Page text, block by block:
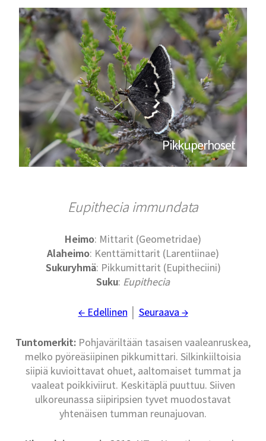
Pikkuperhoset
Eupithecia immundata
Heimo: Mittarit (Geometridae)
Alaheimo: Kenttämittarit (Larentiinae)
Sukuryhmä: Pikkumittarit (Eupitheciini)
Suku: Eupithecia
← Edellinen Seuraava →
Tuntomerkit: Pohjaväriltään tasaisen vaaleanruskea,
melko pyöreäsiipinen pikkumittari. Silkinkiiltoisia
siipiä kuvioittavat ohuet, aaltomaiset tummat ja
vaaleat poikkiviirut. Keskitäplä puuttuu. Siiven
ulkoreunassa siipiripsien tyvet muodostavat
yhtenäisen tumman reunajuovan.